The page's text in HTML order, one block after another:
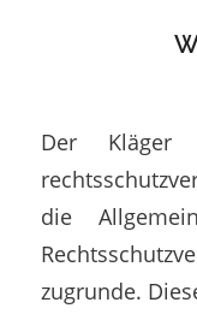
Der
die
zugrunde.